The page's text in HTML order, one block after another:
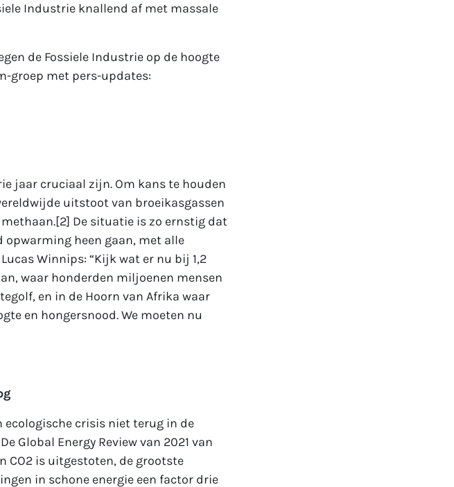
Industrie knallend af met massale
de Fossiele Industrie op de hoogte
groep met pers-updates:
jaar cruciaal zijn. Om kans te houden
uitstoot van broeikasgassen
De situatie is zo ernstig dat
opwarming heen gaan, met alle
Winnips: “Kijk wat er nu bij 1,2
waar honderden miljoenen mensen
en in de Hoorn van Afrika waar
en hongersnood. We moeten nu
ecologische crisis niet terug in de
Global Energy Review van 2021 van
CO2is uitgestoten, de grootste
in schone energie een factor drie